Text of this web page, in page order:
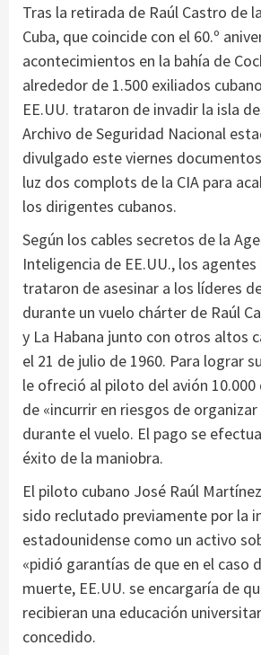
Tras la retirada de Raúl Castro de
Cuba, que coincide con el 60.º
acontecimientos en la bahía de
alrededor de 1.500 exiliados
EE.UU. trataron de invadir la isla
Archivo de Seguridad Nacional
divulgado este viernes
luz dos complots de la CIA para
los dirigentes cubanos.
Según los cables secretos de la
Inteligencia de EE.UU., los
trataron de asesinar a los líderes
durante un vuelo chárter de Raúl
y La Habana junto con otros altos
el 21 de julio de 1960. Para lograr
le ofreció al piloto del avión 10.000
de «incurrir en riesgos de
durante el vuelo. El pago se
éxito de la maniobra.
El piloto cubano José Raúl
sido reclutado previamente por la
estadounidense como un activo
«pidió garantías de que en el caso
muerte, EE.UU. se encargaría de
recibieran una educación
concedido.